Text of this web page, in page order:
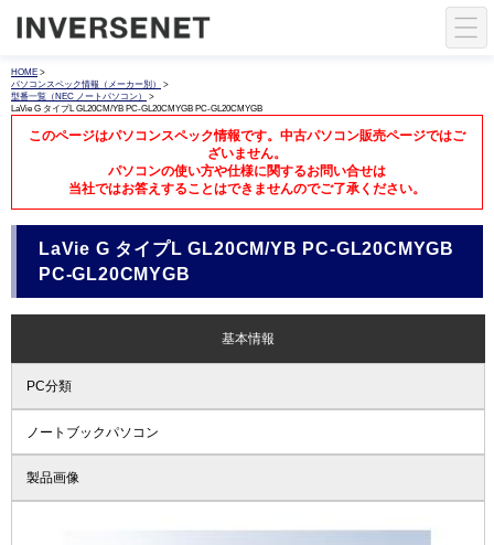
HOME >
パソコンスペック情報（メーカー別）
>
型番一覧（NEC ノートパソコン）
>
LaVie G タイプL GL20CM/YB PC-GL20CMYGB PC-GL20CMYGB
このページはパソコンスペック情報です。中古パソコン販売ページではご
ざいません。
パソコンの使い方や仕様に関するお問い合せは
当社ではお答えすることはできませんのでご了承ください。
LaVie G タイプL GL20CM/YB PC-GL20CMYGB
PC-GL20CMYGB
基本情報
PC分類
ノートブックパソコン
製品画像